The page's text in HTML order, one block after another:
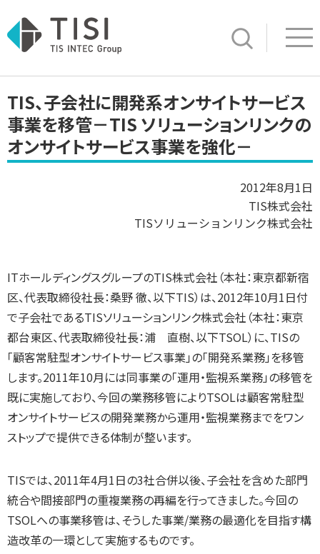
サイト内検索
TIS、子会社に開発系オンサイトサービス
事業を移管－TIS ソリューションリンクの
オンサイトサービス事業を強化－
2012年8月1日
TIS株式会社
TISソリューションリンク株式会社
ITホールディングスグループのTIS株式会社（本社：東京都新宿
区、代表取締役社長：桑野 徹、以下TIS）は、2012年10月1日付
で子会社であるTISソリューションリンク株式会社（本社：東京
都台東区、代表取締役社長：浦 直樹、以下TSOL）に、TISの
「顧客常駐型オンサイトサービス事業」の「開発系業務」を移管
します。2011年10月には同事業の「運用・監視系業務」の移管を
既に実施しており、今回の業務移管によりTSOLは顧客常駐型
オンサイトサービスの開発業務から運用・監視業務までをワン
ストップで提供できる体制が整います。
TISでは、2011年4月1日の3社合併以後、子会社を含めた部門
統合や間接部門の重複業務の再編を行ってきました。今回の
TSOLへの事業移管は、そうした事業/業務の最適化を目指す構
造改革の一環として実施するものです。